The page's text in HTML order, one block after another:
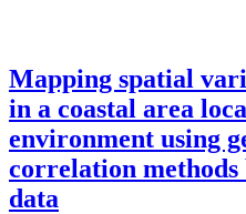
Mapping spatial
in a coastal area
environment using
correlation methods
data